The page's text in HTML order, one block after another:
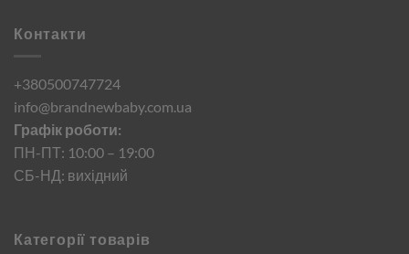
Контакти
+380500747724
info@brandnewbaby.com.ua
Графік роботи:
ПН-ПТ: 10:00 – 19:00
СБ-НД: вихідний
Категорії товарів